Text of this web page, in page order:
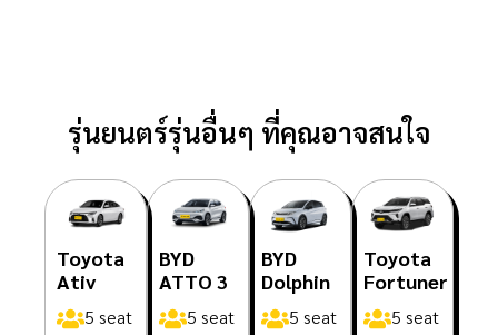
รุ่นยนตร์รุ่นอื่นๆ ที่คุณอาจสนใจ
Toyota
Ativ
5 seat
BYD
ATTO 3
5 seat
BYD
Dolphin
5 seat
Toyota
Fortuner
5 seat